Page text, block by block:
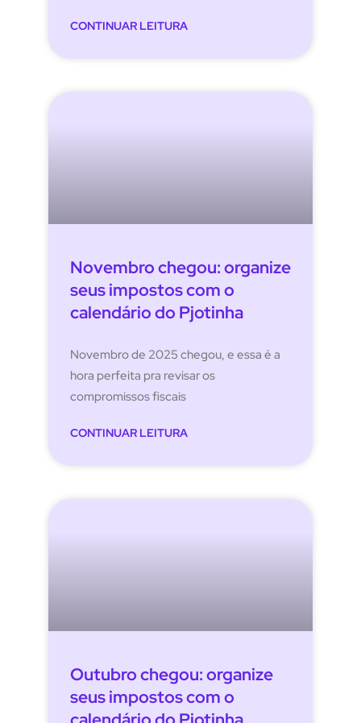
CONTINUAR LEITURA
Novembro chegou: organize
seus impostos com o
calendário do Pjotinha
Novembro de 2025 chegou, e essa é a
hora perfeita pra revisar os
compromissos fiscais
CONTINUAR LEITURA
Outubro chegou: organize
seus impostos com o